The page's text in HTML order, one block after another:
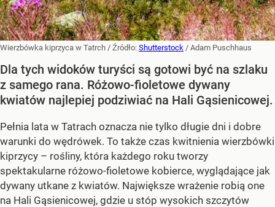
Wierzbówka kiprzyca w Tatrch / Źródło: Shutterstock / Adam Puschhaus
Dla tych widoków turyści są gotowi być na szlaku
z samego rana. Różowo-fioletowe dywany
kwiatów najlepiej podziwiać na Hali Gąsienicowej.
Pełnia lata w Tatrach oznacza nie tylko długie dni i dobre
warunki do wędrówek. To także czas kwitnienia wierzbówki
kiprzycy – rośliny, która każdego roku tworzy
spektakularne różowo-fioletowe kobierce, wyglądające jak
dywany utkane z kwiatów. Największe wrażenie robią one
na Hali Gąsienicowej, gdzie u stóp wysokich szczytów